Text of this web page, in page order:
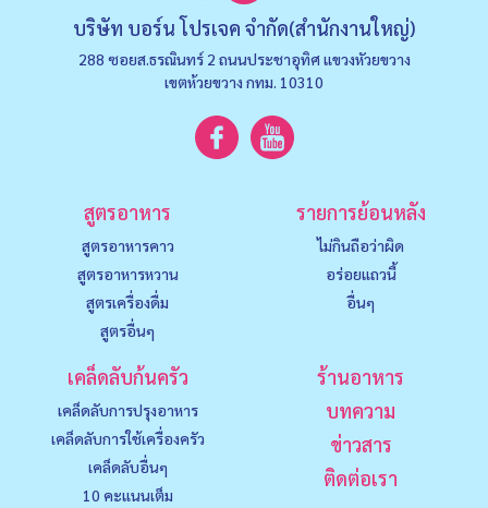
บริษัท บอร์น โปรเจค จำกัด(สำนักงานใหญ่)
288 ซอยส.ธรณินทร์ 2 ถนนประชาอุทิศ แขวงหัวยขวาง
เขตห้วยขวาง กทม. 10310
สูตรอาหาร
สูตรอาหารคาว
สูตรอาหารหวาน
สูตรเครื่องดื่ม
สูตรอื่นๆ
รายการย้อนหลัง
ไม่กินถือว่าผิด
อร่อยแถวนี้
อื่นๆ
เคล็ดลับก้นครัว
เคล็ดลับการปรุงอาหาร
เคล็ดลับการใช้เครื่องครัว
เคล็ดลับอื่นๆ
10 คะแนนเต็ม
ร้านอาหาร
บทความ
ข่าวสาร
ติดต่อเรา